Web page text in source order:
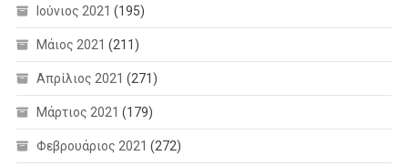
Ιούνιος 2021 (195)
Μάιος 2021 (211)
Απρίλιος 2021 (271)
Μάρτιος 2021 (179)
Φεβρουάριος 2021 (272)